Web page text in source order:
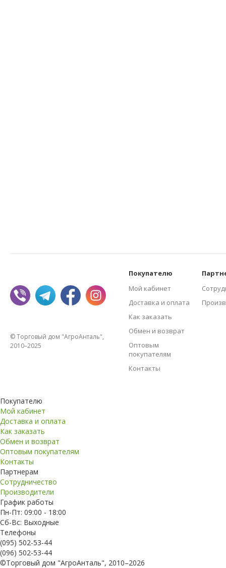
© Торговый дом "АгроАнталь",
2010–2025
Покупателю
Мой кабинет
Доставка и оплата
Как заказать
Обмен и возврат
Оптовым
покупателям
Контакты
Покупателю
Мой кабинет
Доставка и оплата
Как заказать
Обмен и возврат
Оптовым покупателям
Контакты
Партнерам
Сотрудничество
Производители
График работы
Пн-Пт: 09:00 - 18:00
Сб-Вс: Выходные
Телефоны
(095) 502-53-44
(096) 502-53-44
©Торговый дом "АгроАнталь", 2010–2026